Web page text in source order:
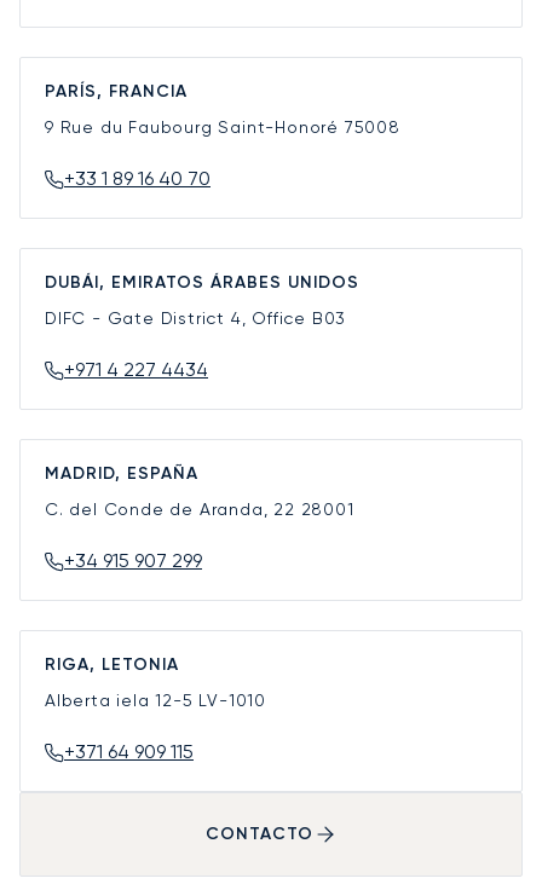
PARÍS, FRANCIA
9 Rue du Faubourg Saint-Honoré 75008
+33 1 89 16 40 70
DUBÁI, EMIRATOS ÁRABES UNIDOS
DIFC - Gate District 4, Office B03
+971 4 227 4434
MADRID, ESPAÑA
C. del Conde de Aranda, 22 28001
+34 915 907 299
RIGA, LETONIA
Alberta iela 12-5 LV-1010
+371 64 909 115
CONTACTO